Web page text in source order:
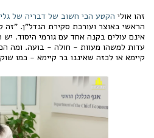
זהו אולי הקטע הכי חשוב של דבריה של
הראשי באוצר ועורכת סקירת הנדל"ן. "זה
אינם עולים בקנה אחד עם גורמי היסוד.
עדות למשהו מעוות - חולה - בועה. ומה
קיימא או לכזה שאיננו בר קיימא - כמו